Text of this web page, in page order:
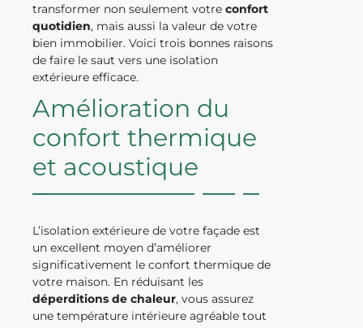
transformer non seulement votre confort
quotidien, mais aussi la valeur de votre
bien immobilier. Voici trois bonnes raisons
de faire le saut vers une isolation
extérieure efficace.
Amélioration du
confort thermique
et acoustique
L’isolation extérieure de votre façade est
un excellent moyen d’améliorer
significativement le confort thermique de
votre maison. En réduisant les
déperditions de chaleur, vous assurez
une température intérieure agréable tout